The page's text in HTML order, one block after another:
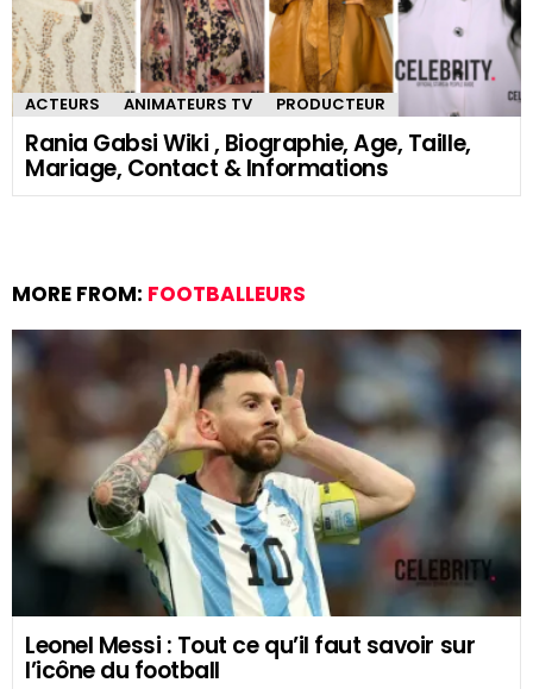
ACTEURS ANIMATEURS TV PRODUCTEUR
Rania Gabsi Wiki , Biographie, Age, Taille,
Mariage, Contact & Informations
MORE FROM: FOOTBALLEURS
Leonel Messi : Tout ce qu’il faut savoir sur
l’icône du football